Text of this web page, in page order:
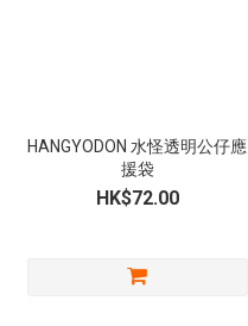
HANGYODON 水怪透明公仔應
援袋
HK$72.00